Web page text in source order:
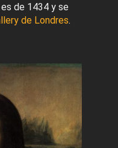
de 1434 y se
de Londres.